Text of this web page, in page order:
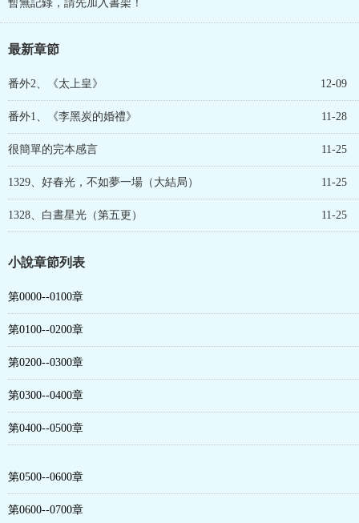
暫無記錄，請先加入書架！
最新章節
番外2、《太上皇》 12-09
番外1、《李黑炭的婚禮》 11-28
很簡單的完本感言 11-25
1329、好春光，不如夢一場（大結局） 11-25
1328、白晝星光（第五更） 11-25
小說章節列表
第0000--0100章
第0100--0200章
第0200--0300章
第0300--0400章
第0400--0500章
第0500--0600章
第0600--0700章